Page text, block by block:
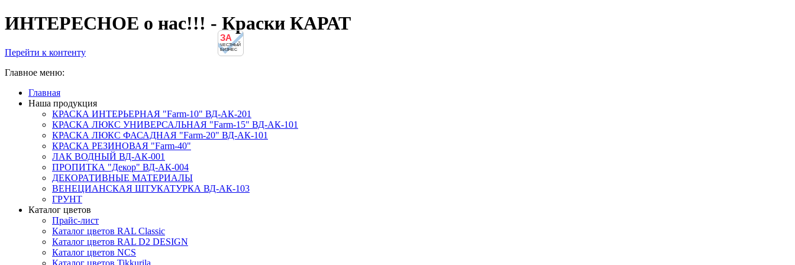
ИНТЕРЕСНОЕ о нас!!! - Краски КАРАТ
ЗА
ЧЕСТНЫЙ
БИЗНЕС
Перейти к контенту
Главное меню:
Главная
Наша продукция
КРАСКА ИНТЕРЬЕРНАЯ "Farm-10" ВД-АК-201
КРАСКА ЛЮКС УНИВЕРСАЛЬНАЯ "Farm-15" ВД-АК-101
КРАСКА ЛЮКС ФАСАДНАЯ "Farm-20" ВД-АК-101
КРАСКА РЕЗИНОВАЯ "Farm-40"
ЛАК ВОДНЫЙ ВД-АК-001
ПРОПИТКА "Декор" ВД-АК-004
ДЕКОРАТИВНЫЕ МАТЕРИАЛЫ
ВЕНЕЦИАНСКАЯ ШТУКАТУРКА ВД-АК-103
ГРУНТ
Каталог цветов
Прайс-лист
Каталог цветов RAL Classic
Каталог цветов RAL D2 DESIGN
Каталог цветов NCS
Каталог цветов Tikkurila